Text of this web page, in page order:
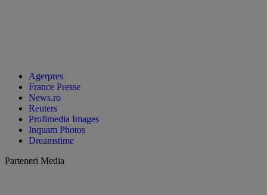
Agerpres
France Presse
News.ro
Reuters
Profimedia Images
Inquam Photos
Dreamstime
Parteneri Media